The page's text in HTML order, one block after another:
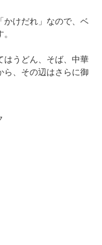
かけだれ」なので、ベ
はうどん、そば、中華
ら、その辺はさらに御